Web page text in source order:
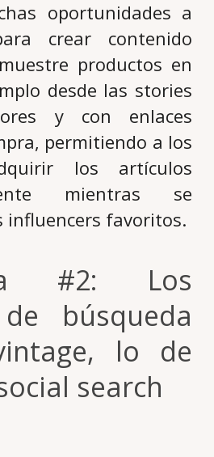
oportunidades a
crear contenido
productos en
desde las stories
y con enlaces
permitiendo a los
los artículos
mientras se
influencers favoritos.
#2: Los
búsqueda
lo de
search